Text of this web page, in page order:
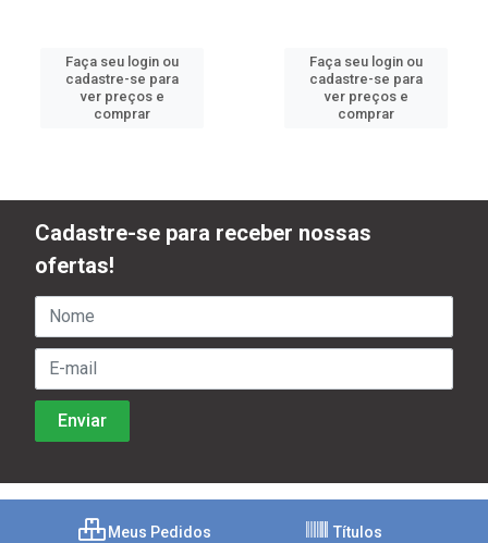
Faça seu login ou
cadastre-se para
ver preços e
comprar
Faça seu login ou
cadastre-se para
ver preços e
comprar
Cadastre-se para receber nossas
ofertas!
Meus Pedidos Títulos